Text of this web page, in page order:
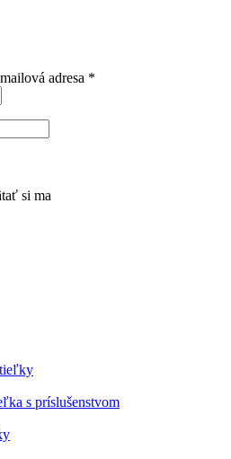
adresa *
si ma
s príslušenstvom